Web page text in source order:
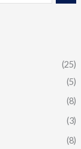
(25)
(5)
(8)
(3)
(8)